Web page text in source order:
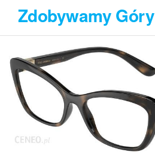
Przejdź
treści
Zdobywamy Góry